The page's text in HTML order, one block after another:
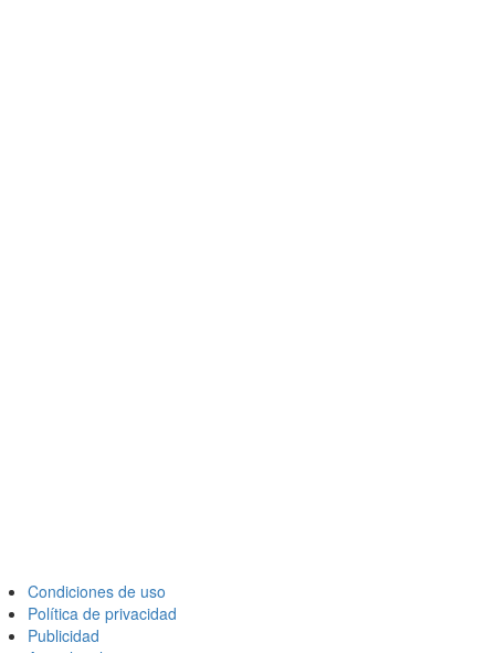
Condiciones de uso
Política de privacidad
Publicidad